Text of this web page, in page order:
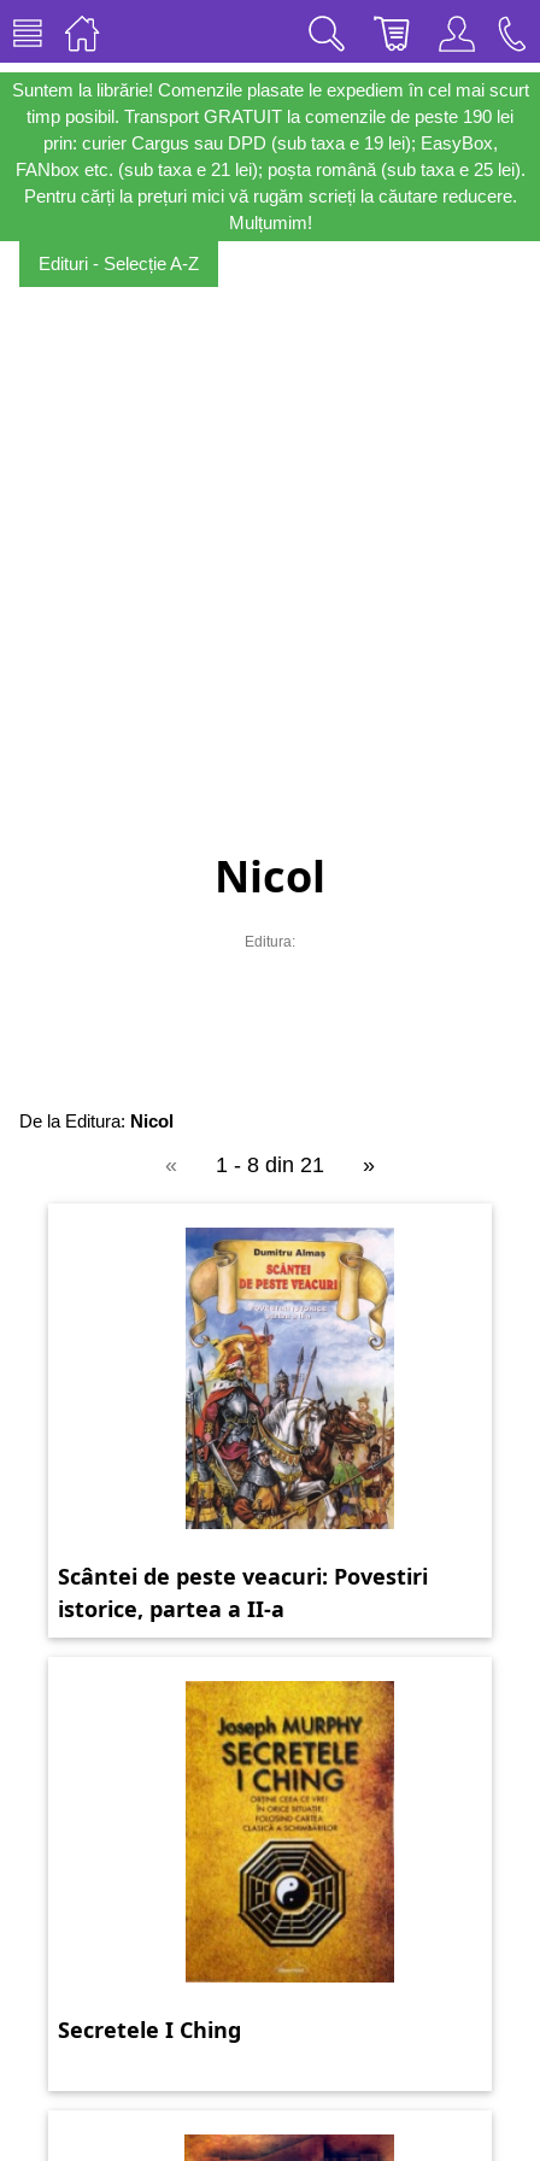
Suntem la librărie! Comenzile plasate le expediem în cel mai scurt
timp posibil. Transport GRATUIT la comenzile de peste 190 lei
prin: curier Cargus sau DPD (sub taxa e 19 lei); EasyBox,
FANbox etc. (sub taxa e 21 lei); poșta română (sub taxa e 25 lei).
Pentru cărți la prețuri mici vă rugăm scrieți la căutare reducere.
Mulțumim!
Edituri - Selecție A-Z
Nicol
Editura:
De la Editura: Nicol
« 1 - 8 din 21 »
Scântei de peste veacuri: Povestiri
istorice, partea a II-a
Secretele I Ching